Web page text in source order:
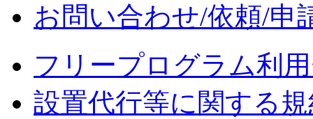
お問い合わせ/依頼/申
フリープログラム利
設置代行等に関する